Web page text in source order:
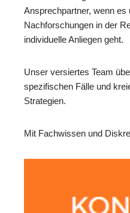
Ansprechpartner, wenn es
Nachforschungen in der
individuelle Anliegen geht.
Unser versiertes Team
spezifischen Fälle und
Strategien.
Mit Fachwissen und